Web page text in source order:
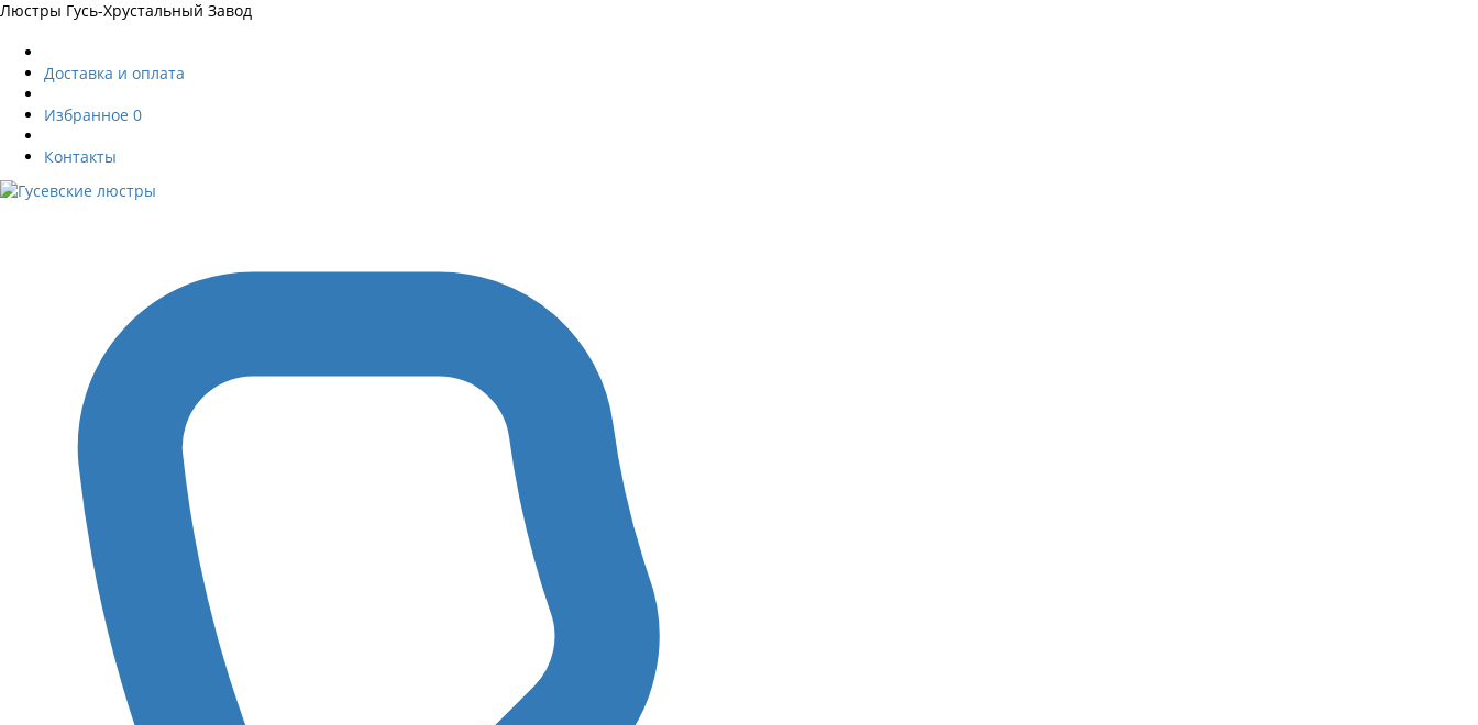
Люстры Гусь-Хрустальный Завод
Доставка и оплата
Избранное 0
Контакты